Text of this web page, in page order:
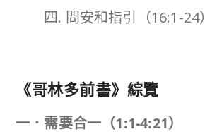
四. 問安和指引（16:1-24）
《哥林多前書》綜覽
一．需要合一 （1:1-4:21）